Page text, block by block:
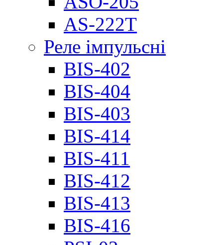
AS-222T
Реле імпульсні
BIS-402
BIS-404
BIS-403
BIS-414
BIS-411
BIS-412
BIS-413
BIS-416